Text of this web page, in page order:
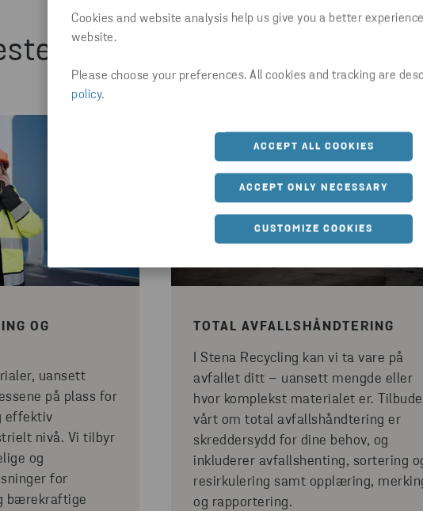
Cookies and website analysis help us give you a better
website.
Please choose your preferences. All cookies and tracking are
policy.
ACCEPT ALL COOKIES
ACCEPT ONLY NECESSARY
CUSTOMIZE COOKIES
bidrar til at
OG
uansett
på plass for
effektiv
nivå. Vi tilbyr
og
for
bærekraftige
TOTAL AVFALLSHÅNDTERING
I Stena Recycling kan vi ta vare på
avfallet ditt – uansett mengde eller
hvor komplekst materialet er.
vårt om total avfallshåndtering er
skreddersydd for dine behov, og
inkluderer avfallshenting, sortering
resirkulering samt opplæring,
og rapportering.